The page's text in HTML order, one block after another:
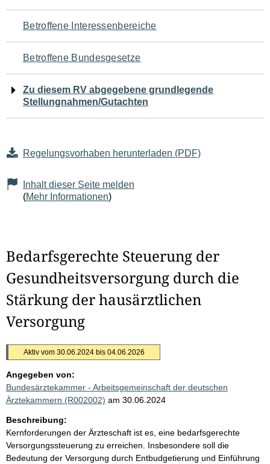
Seiteninhalt
Betroffene Interessenbereiche
Betroffene Bundesgesetze
Zu diesem RV abgegebene grundlegende
Stellungnahmen/Gutachten
Regelungsvorhaben herunterladen (PDF)
Inhalt dieser Seite melden
(Mehr Informationen)
Bedarfsgerechte Steuerung der
Gesundheitsversorgung durch die
Stärkung der hausärztlichen
Versorgung
Aktiv vom 30.06.2024 bis 04.06.2026
Angegeben von:
Bundesärztekammer - Arbeitsgemeinschaft der deutschen
Ärztekammern (R002002) am 30.06.2024
Beschreibung:
Kernforderungen der Ärzteschaft ist es, eine bedarfsgerechte
Versorgungssteuerung zu erreichen. Insbesondere soll die
Bedeutung der Versorgung durch Entbudgetierung und Einführung